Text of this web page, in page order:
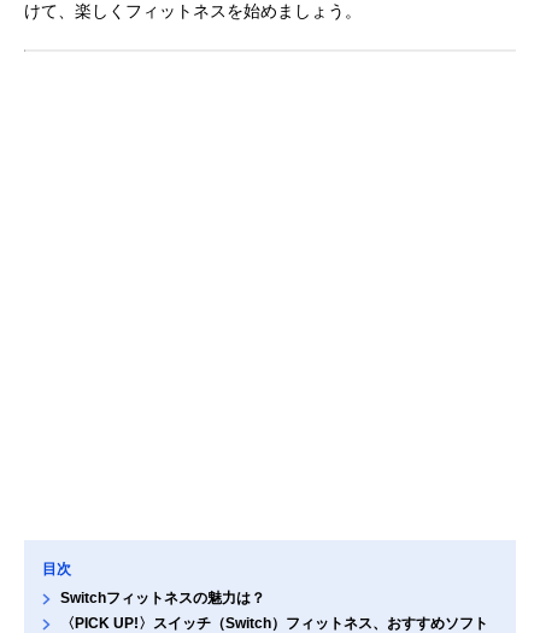
けて、楽しくフィットネスを始めましょう。
目次
Switchフィットネスの魅力は？
〈PICK UP!〉スイッチ（Switch）フィットネス、おすすめソフト